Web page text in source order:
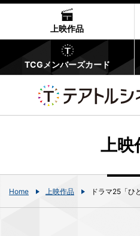
上映作品
TCGメンバーズカード
上映
Home 上映作品 ドラマ25「ひ